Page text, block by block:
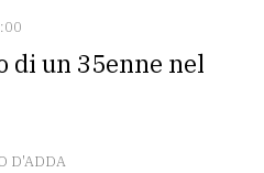
di un 35enne nel
D'ADDA